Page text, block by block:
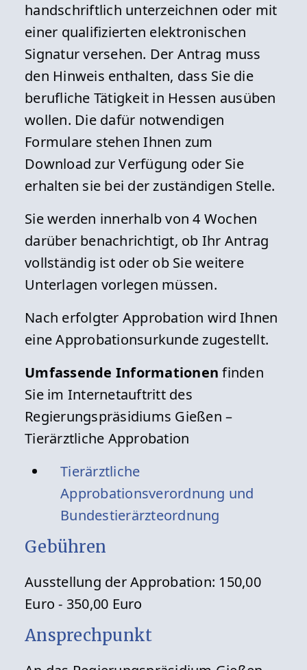
handschriftlich unterzeichnen oder mit
einer qualifizierten elektronischen
Signatur versehen. Der Antrag muss
den Hinweis enthalten, dass Sie die
berufliche Tätigkeit in Hessen ausüben
wollen. Die dafür notwendigen
Formulare stehen Ihnen zum
Download zur Verfügung oder Sie
erhalten sie bei der zuständigen Stelle.
Sie werden innerhalb von 4 Wochen
darüber benachrichtigt, ob Ihr Antrag
vollständig ist oder ob Sie weitere
Unterlagen vorlegen müssen.
Nach erfolgter Approbation wird Ihnen
eine Approbationsurkunde zugestellt.
Umfassende Informationen finden
Sie im Internetauftritt des
Regierungspräsidiums Gießen –
Tierärztliche Approbation
Tierärztliche
Approbationsverordnung und
Bundestierärzteordnung
Gebühren
Ausstellung der Approbation: 150,00
Euro - 350,00 Euro
Ansprechpunkt